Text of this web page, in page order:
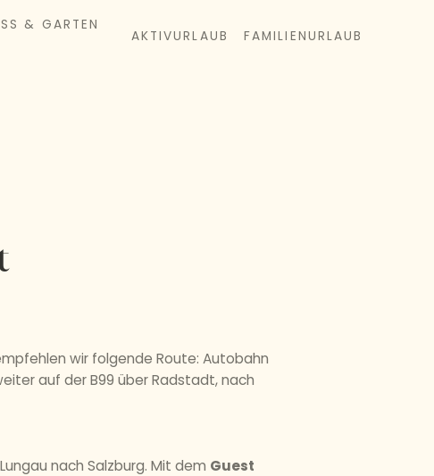
& GARTEN
AKTIVURLAUB FAMILIENURLAUB
wir folgende Route: Autobahn
auf der B99 über Radstadt, nach
nach Salzburg. Mit dem Guest